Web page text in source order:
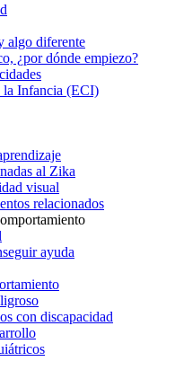
algo diferente
¿por dónde empiezo?
la Infancia (ECI)
al Zika
visual
relacionados
ayuda
con discapacidad